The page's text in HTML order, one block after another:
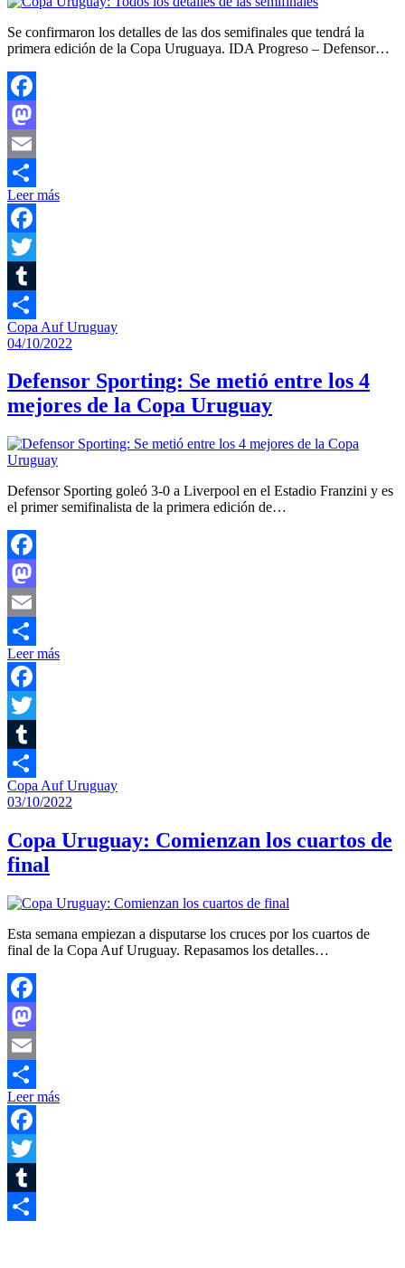
Se confirmaron los detalles de las dos semifinales que tendrá la
primera edición de la Copa Uruguaya. IDA Progreso – Defensor…
Facebook
Mastodon
Email
Compartir
Leer más
Facebook
Twitter
Tumblr
Compartir
Copa Auf Uruguay
04/10/2022
Defensor Sporting: Se metió entre los 4
mejores de la Copa Uruguay
Defensor Sporting goleó 3-0 a Liverpool en el Estadio Franzini y es
el primer semifinalista de la primera edición de…
Facebook
Mastodon
Email
Compartir
Leer más
Facebook
Twitter
Tumblr
Compartir
Copa Auf Uruguay
03/10/2022
Copa Uruguay: Comienzan los cuartos de
final
Esta semana empiezan a disputarse los cruces por los cuartos de
final de la Copa Auf Uruguay. Repasamos los detalles…
Facebook
Mastodon
Email
Compartir
Leer más
Facebook
Twitter
Tumblr